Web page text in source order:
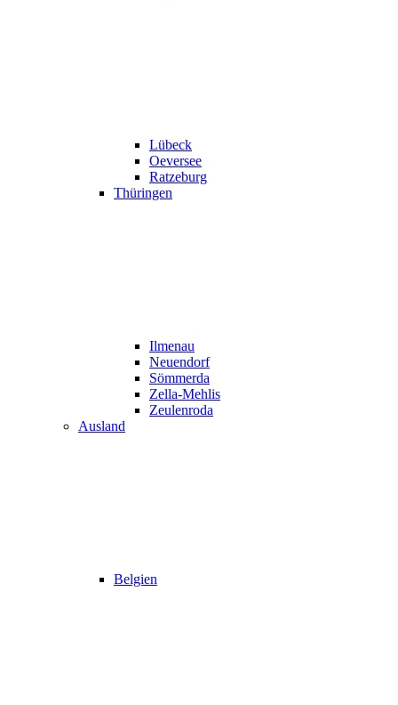
Lübeck
Oeversee
Ratzeburg
Thüringen
Ilmenau
Neuendorf
Sömmerda
Zella-Mehlis
Zeulenroda
Ausland
Belgien